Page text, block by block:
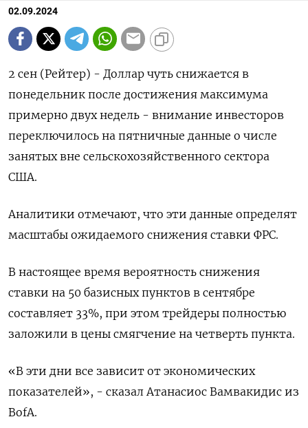
02.09.2024
2 сен (Рейтер) - Доллар чуть снижается в
понедельник после достижения максимума
примерно двух недель - внимание инвесторов
переключилось на пятничные данные о числе
занятых вне сельскохозяйственного сектора
США.
Аналитики отмечают, что эти данные определят
масштабы ожидаемого снижения ставки ФРС.
В настоящее время вероятность снижения
ставки на 50 базисных пунктов в сентябре
составляет 33%, при этом трейдеры полностью
заложили в цены смягчение на четверть пункта.
«В эти дни все зависит от экономических
показателей», - сказал Атанасиос Вамвакидис из
BofA.